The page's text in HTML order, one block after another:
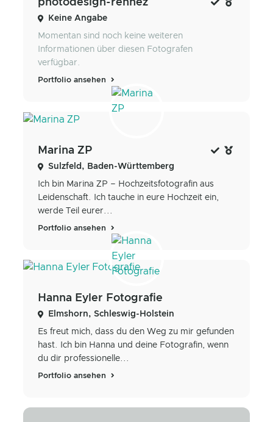
photodesign-rennez
Keine Angabe
Momentan sind noch keine weiteren
Informationen über diesen Fotografen
verfügbar.
Portfolio ansehen
Marina ZP
Sulzfeld, Baden-Württemberg
Ich bin Marina ZP – Hochzeitsfotografin aus
Leidenschaft. Ich tauche in eure Hochzeit ein,
werde Teil eurer...
Portfolio ansehen
Hanna Eyler Fotografie
Elmshorn, Schleswig-Holstein
Es freut mich, dass du den Weg zu mir gefunden
hast. Ich bin Hanna und deine Fotografin, wenn
du dir professionelle...
Portfolio ansehen